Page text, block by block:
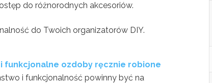
do różnorodnych akcesoriów.
do Twoich organizatorów DIY.
funkcjonalne ozdoby ręcznie robione
i funkcjonalność powinny być na